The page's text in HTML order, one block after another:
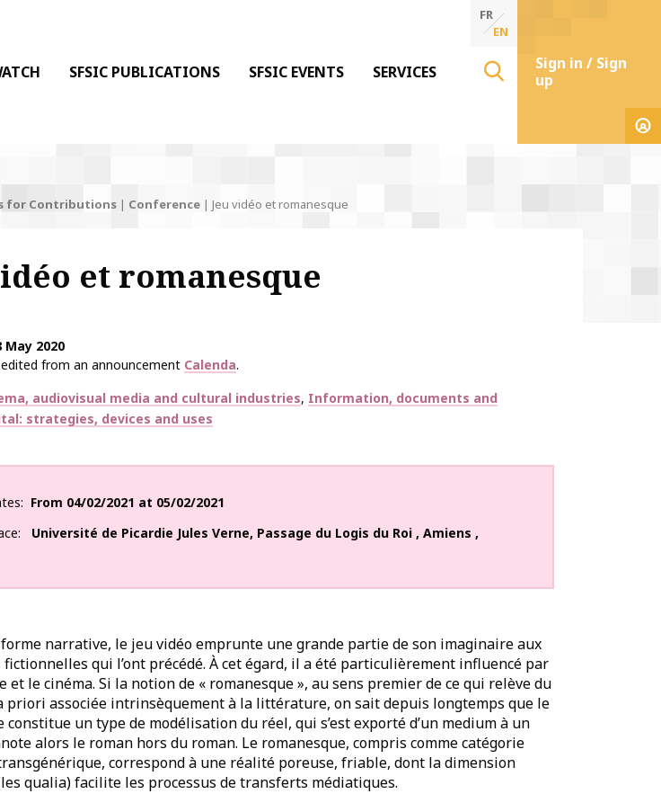
SFSIC PUBLICATIONS SFSIC EVENTS SERVICES
FR
EN
Sign in / Sign
up
for Contributions| Conference| Jeu vidéo et romanesque
et romanesque
May 2020
from an announcement Calenda.
audiovisual media and cultural industries Information, documents and
strategies, devices and uses
From 04/02/2021 at 05/02/2021
Université de Picardie Jules Verne, Passage du Logis du Roi , Amiens ,
narrative, le jeu vidéo emprunte une grande partie de son imaginaire aux
qui l’ont précédé. À cet égard, il a été particulièrement influencé par
le cinéma. Si la notion de « romanesque », au sens premier de ce qui relève du
priori associée intrinsèquement à la littérature, on sait depuis longtemps que le
constitue un type de modélisation du réel, qui s’est exporté d’un medium à un
alors le roman hors du roman. Le romanesque, compris comme catégorie
correspond à une réalité poreuse, friable, dont la dimension
qualia) facilite les processus de transferts médiatiques.